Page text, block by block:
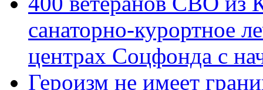
санаторно-курортное
центрах Соцфонда с
Героизм не имеет